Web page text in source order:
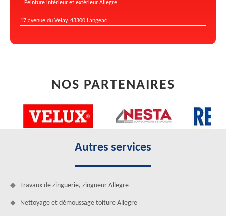
Peinture intérieur et extérieur Allegre
17 avenue du Velay, 43300 Langeac
NOS PARTENAIRES
Autres services
Travaux de zinguerie, zingueur Allegre
Nettoyage et démoussage toiture Allegre